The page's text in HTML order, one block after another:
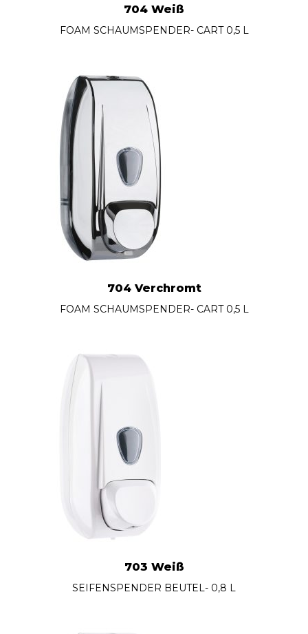
704 Weiß
FOAM SCHAUMSPENDER- CART 0,5 L
704 Verchromt
FOAM SCHAUMSPENDER- CART 0,5 L
703 Weiß
SEIFENSPENDER BEUTEL- 0,8 L